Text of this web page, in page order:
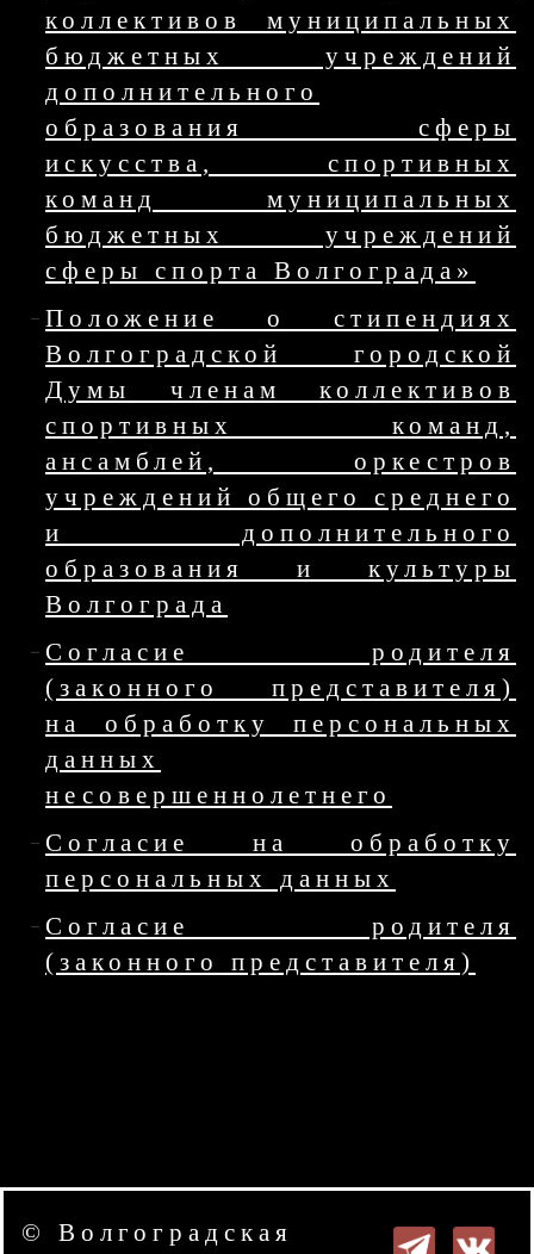
коллективов муниципальных
бюджетных учреждений
дополнительного
образования сферы
искусства, спортивных
команд муниципальных
бюджетных учреждений
сферы спорта Волгограда»
Положение о стипендиях
Волгоградской городской
Думы членам коллективов
спортивных команд,
ансамблей, оркестров
учреждений общего среднего
и дополнительного
образования и культуры
Волгограда
Согласие родителя
(законного представителя)
на обработку персональных
данных
несовершеннолетнего
Согласие на обработку
персональных данных
Согласие родителя
(законного представителя)
© Волгоградская